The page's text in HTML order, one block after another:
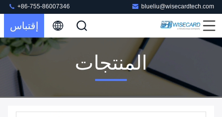
blueliu@wisecardtech.com
+86-755-86007346
إقتباس
المنتجات